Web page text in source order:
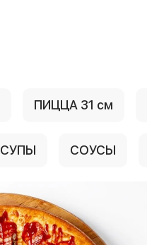
ПИЦЦА 31 см
СУПЫ СОУСЫ